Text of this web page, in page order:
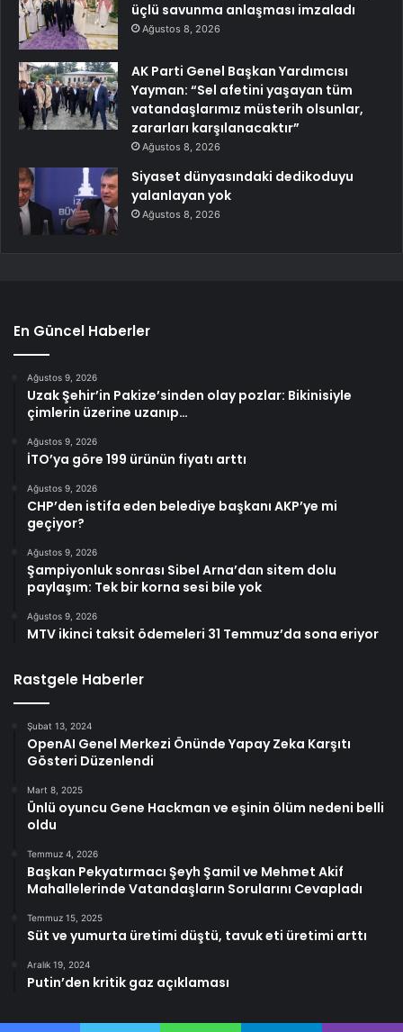
üçlü savunma anlaşması imzaladı
Ağustos 8, 2026
AK Parti Genel Başkan Yardımcısı
Yayman: “Sel afetini yaşayan tüm
vatandaşlarımız müsterih olsunlar,
zararları karşılanacaktır”
Ağustos 8, 2026
Siyaset dünyasındaki dedikoduyu
yalanlayan yok
Ağustos 8, 2026
En Güncel Haberler
Ağustos 9, 2026
Uzak Şehir’in Pakize’sinden olay pozlar: Bikinisiyle
çimlerin üzerine uzanıp…
Ağustos 9, 2026
İTO’ya göre 199 ürünün fiyatı arttı
Ağustos 9, 2026
CHP’den istifa eden belediye başkanı AKP’ye mi
geçiyor?
Ağustos 9, 2026
Şampiyonluk sonrası Sibel Arna’dan sitem dolu
paylaşım: Tek bir korna sesi bile yok
Ağustos 9, 2026
MTV ikinci taksit ödemeleri 31 Temmuz’da sona eriyor
Rastgele Haberler
Şubat 13, 2024
OpenAI Genel Merkezi Önünde Yapay Zeka Karşıtı
Gösteri Düzenlendi
Mart 8, 2025
Ünlü oyuncu Gene Hackman ve eşinin ölüm nedeni belli
oldu
Temmuz 4, 2026
Başkan Pekyatırmacı Şeyh Şamil ve Mehmet Akif
Mahallelerinde Vatandaşların Sorularını Cevapladı
Temmuz 15, 2025
Süt ve yumurta üretimi düştü, tavuk eti üretimi arttı
Aralık 19, 2024
Putin’den kritik gaz açıklaması